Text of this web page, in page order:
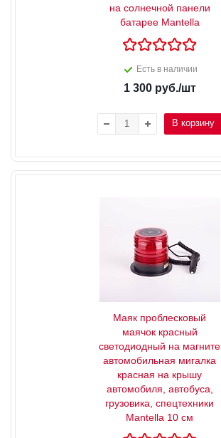
на солнечной панели
батарее Mantella
Есть в наличии
1 300руб./шт
В корзину
Маяк проблесковый
маячок красный
светодиодный на магните
автомобильная мигалка
красная на крышу
автомобиля, автобуса,
грузовика, спецтехники
Mantella 10 см